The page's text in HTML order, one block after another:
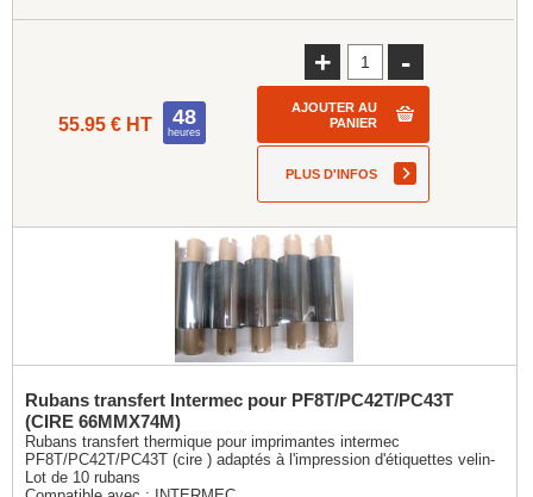
55.95 € HT 48
heures
+ -
AJOUTER AU
PANIER
PLUS D'INFOS
Rubans transfert Intermec pour PF8T/PC42T/PC43T
(CIRE 66MMX74M)
Rubans transfert thermique pour imprimantes intermec
PF8T/PC42T/PC43T (cire ) adaptés à l'impression d'étiquettes velin-
Lot de 10 rubans